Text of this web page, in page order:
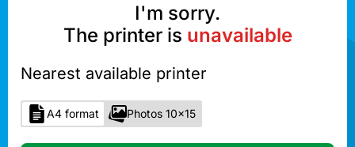
I'm sorry.
The printer is unavailable
Nearest available printer
A4 format Photos 10x15